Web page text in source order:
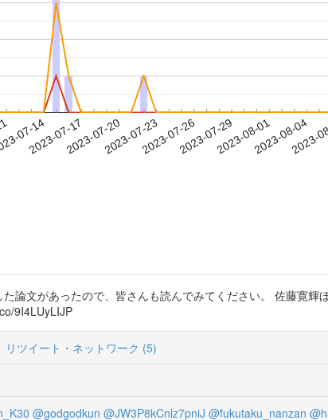
07-14
2023-07-172023-07-202023-07-232023-07-262023-07-292023-08-012023-08-04
2023-
論文があったので、皆さんも読んでみてください。 佐藤寛輝
9I4LUyLIJP
リツイート・ネットワーク (5)
@godgodkun @JW3P8kCnlz7pniJ @fukutaku_nanzan